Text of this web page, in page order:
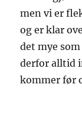
men vi er
og er klar
det mye
derfor alltid
kommer før